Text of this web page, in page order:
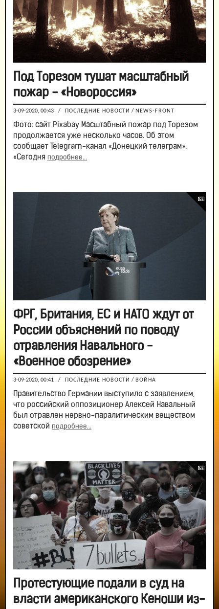
Под Торезом тушат масштабный
пожар - «Новороссия»
3-09-2020, 00:43 / ПОСЛЕДНИЕ НОВОСТИ / NEWS-FRONT
Фото: сайт Pixabay Масштабный пожар под Торезом
продолжается уже несколько часов. Об этом
сообщает Telegram-канал «Донецкий телеграм».
«Сегодня подробнее...
ФРГ, Британия, ЕС и НАТО ждут от
России объяснений по поводу
отравления Навального -
«Военное обозрение»
3-09-2020, 00:41 / ПОСЛЕДНИЕ НОВОСТИ / ВОЙНА
Правительство Германии выступило с заявлением,
что российский оппозиционер Алексей Навальный
был отравлен нервно-паралитическим веществом
советской подробнее...
Протестующие подали в суд на
власти американского Кеноши из-